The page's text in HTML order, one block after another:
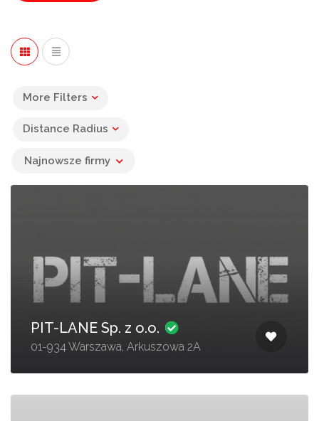
More Filters
Distance Radius
Najnowsze firmy
PIT-LANE Sp. z o.o.
01-934 Warszawa, Arkuszowa 2A